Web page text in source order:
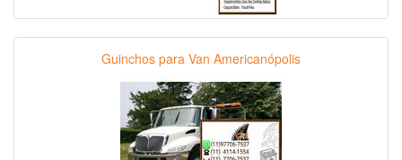
Guinchos para Van Americanópolis